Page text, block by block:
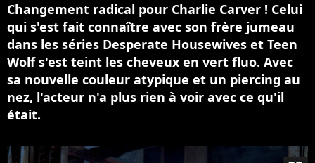
Changement radical pour Charlie Carver ! Celui
qui s'est fait connaître avec son frère jumeau
dans les séries Desperate Housewives et Teen
Wolf s'est teint les cheveux en vert fluo. Avec
sa nouvelle couleur atypique et un piercing au
nez, l'acteur n'a plus rien à voir avec ce qu'il
était.